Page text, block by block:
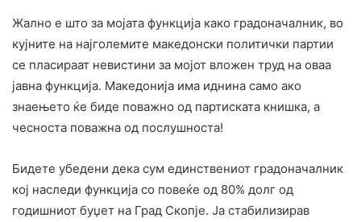
Жално е што за мојата функција како градоначалник, во
кујните на најголемите македонски политички партии
се пласираат невистини за мојот вложен труд на оваа
јавна функција. Македонија има иднина само ако
знаењето ќе биде поважно од партиската книшка, а
чесноста поважна од послушноста!
Бидете убедени дека сум единствениот градоначалник
кој наследи функција со повеќе од 80% долг од
годишниот буџет на Град Скопје. Ја стабилизирав